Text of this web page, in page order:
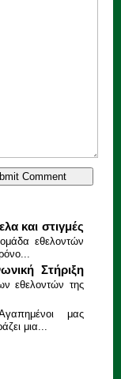
και στιγμές
εθελοντών
Στήριξη
εθελοντών της
μας
μια...